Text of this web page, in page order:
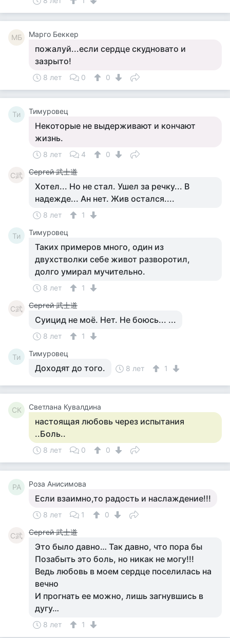
MБ Mарго Беккер
пожалуй...если сердце скудновато и
зазрыто!
8 лет 0 0
Ти Тимуровец
Некоторые не выдерживают и кончают
жизнь.
8 лет 4 0
С武 Сергей 武士道
Хотел... Но не стал. Ушел за речку... В
надежде... Ан нет. Жив остался....
8 лет 1
Ти Тимуровец
Таких примеров много, один из
двухстволки себе живот разворотил,
долго умирал мучительно.
8 лет 1
С武 Сергей 武士道
Суицид не моё. Нет. Не боюсь... ...
8 лет 1
Ти Тимуровец
Доходят до того. 8 лет 1
СК Светлана Кувалдина
настоящая любовь через испытания
..Боль..
8 лет 0 0
РА Роза Анисимова
Если взаимно,то радость и наслаждение!!!
8 лет 1 0
С武 Сергей 武士道
Это было давно… Так давно, что пора бы
Позабыть это боль, но никак не могу!!!
Ведь любовь в моем сердце поселилась на
вечно
И прогнать ее можно, лишь загнувшись в
дугу…
8 лет 1